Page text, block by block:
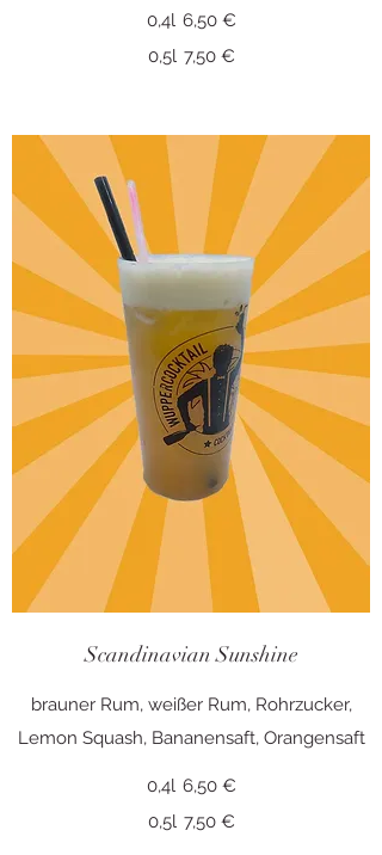
0,4l 6,50 €
0,5l 7,50 €
Scandinavian Sunshine
brauner Rum, weißer Rum, Rohrzucker,
Lemon Squash, Bananensaft, Orangensaft
0,4l 6,50 €
0,5l 7,50 €